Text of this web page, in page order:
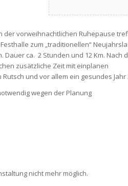
der vorweihnachtlichen Ruhepause
zum „traditionellen“
Dauer ca. 2 Stunden und 12 Km. Nach
zusätzliche Zeit mit einplanen
und vor allem ein gesundes Jahr
wegen der Planung
nicht mehr möglich.